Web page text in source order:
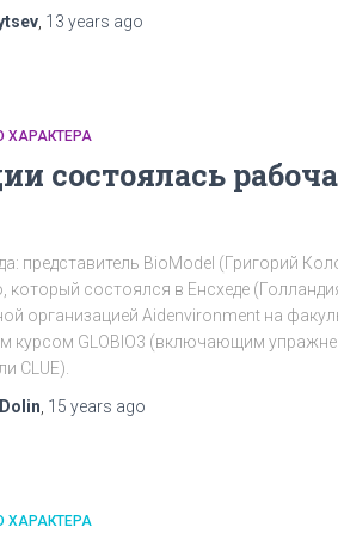
13 years ago
состоялась
представитель BioModel (Григорий
состоялся в Енсхеде
организацией Aidenvironment на
курсом GLOBIO3 (включающим
CLUE).
15 years ago